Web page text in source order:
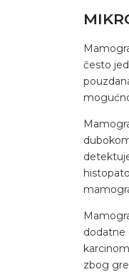
često
dodatne
zbog